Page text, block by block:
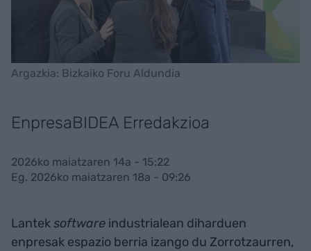
Argazkia: Bizkaiko Foru Aldundia
EnpresaBIDEA Erredakzioa
2026ko maiatzaren 14a - 15:22
Eg. 2026ko maiatzaren 18a - 09:26
Lanteksoftware industrialean diharduen
enpresak espazio berria izango du Zorrotzaurren,